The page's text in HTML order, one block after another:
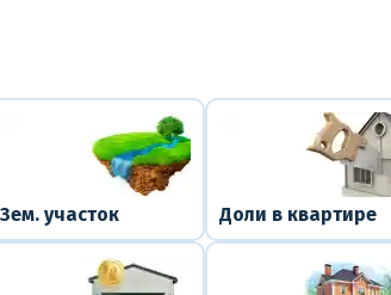
Зем. участок Доли в квартире